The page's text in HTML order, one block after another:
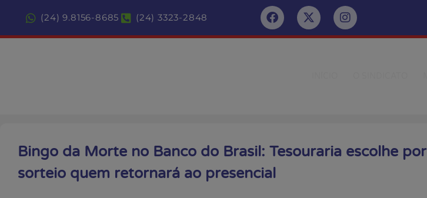
(24) 9.8156-8685 (24) 3323-2848
Bingo da Morte no Banco do Brasil: Tesouraria escolhe por
sorteio quem retornará ao presencial